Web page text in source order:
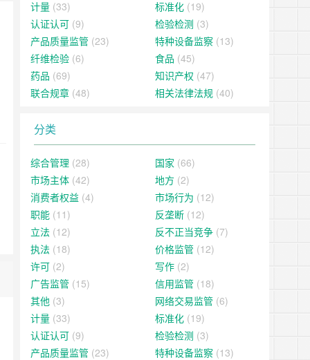
计量 (33) 标准化 (19)
认证认可 (9) 检验检测 (3)
产品质量监管 (23) 特种设备监察 (13)
纤维检验 (6) 食品 (45)
药品 (69) 知识产权 (47)
联合规章 (48) 相关法律法规 (40)
分类
综合管理 (28) 国家 (66)
市场主体 (42) 地方 (2)
消费者权益 (4) 市场行为 (12)
职能 (11) 反垄断 (12)
立法 (12) 反不正当竞争 (7)
执法 (18) 价格监管 (12)
许可 (2) 写作 (2)
广告监管 (15) 信用监管 (18)
其他 (3) 网络交易监管 (6)
计量 (33) 标准化 (19)
认证认可 (9) 检验检测 (3)
产品质量监管 (23) 特种设备监察 (13)